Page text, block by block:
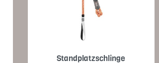
 Vorschau
Standplatzschlinge